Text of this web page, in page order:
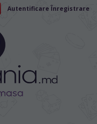
Autentificare Înregistrare